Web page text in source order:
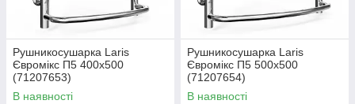
Рушникосушарка Laris
Євромікс П5 400х500
(71207653)
В наявності
Рушникосушарка Laris
Євромікс П5 500x500
(71207654)
В наявності